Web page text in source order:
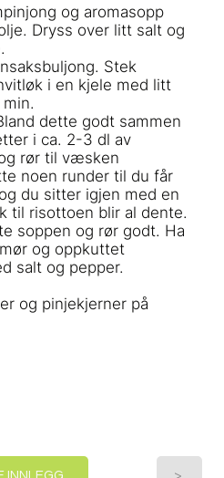
og aromasopp
Dryss over litt salt og
Stek
i en kjele med litt
dette godt sammen
i ca. 2-3 dl av
rør til væsken
noen runder til du får
du sitter igjen med en
til risottoen blir al dente.
soppen og rør godt. Ha
og oppkuttet
salt og pepper.
og pinjekjerner på